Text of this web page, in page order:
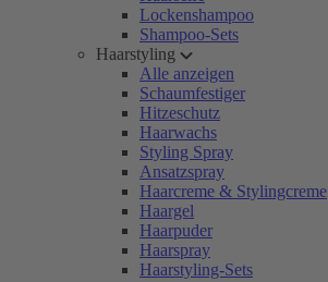
Lockenshampoo
Shampoo-Sets
Haarstyling
Alle anzeigen
Schaumfestiger
Hitzeschutz
Haarwachs
Styling Spray
Ansatzspray
Haarcreme & Stylingcreme
Haargel
Haarpuder
Haarspray
Haarstyling-Sets